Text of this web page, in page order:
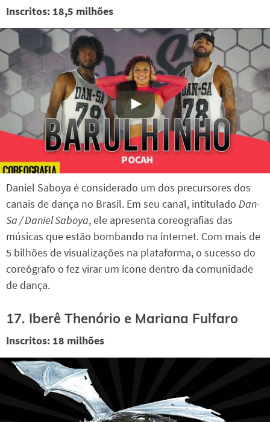
Inscritos: 18,5 milhões
Daniel Saboya é considerado um dos precursores dos
canais de dança no Brasil. Em seu canal, intitulado Dan-
Sa / Daniel Saboya, ele apresenta coreografias das
músicas que estão bombando na internet. Com mais de
5 bilhões de visualizações na plataforma, o sucesso do
coreógrafo o fez virar um ícone dentro da comunidade
de dança.
17. Iberê Thenório e Mariana Fulfaro
Inscritos: 18 milhões